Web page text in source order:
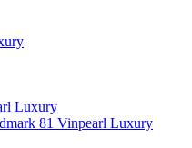
Luxury
81 Vinpearl Luxury